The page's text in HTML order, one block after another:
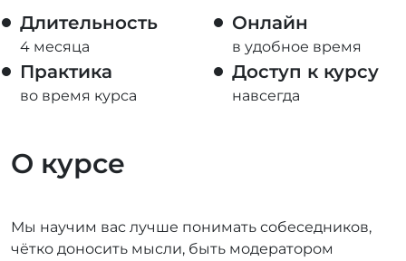
Длительность
4 месяца
Онлайн
в удобное время
Практика
во время курса
Доступ к курсу
навсегда
О курсе
Мы научим вас лучше понимать собеседников,
чётко доносить мысли, быть модератором